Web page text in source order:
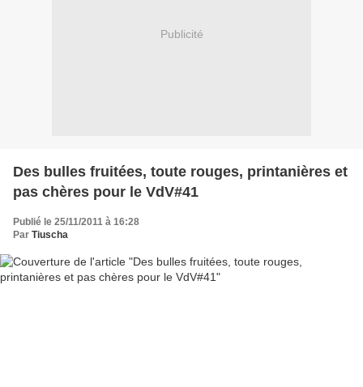
Publicité
Des bulles fruitées, toute rouges, printanières et
pas chères pour le VdV#41
Publié le 25/11/2011 à 16:28
Par Tiuscha